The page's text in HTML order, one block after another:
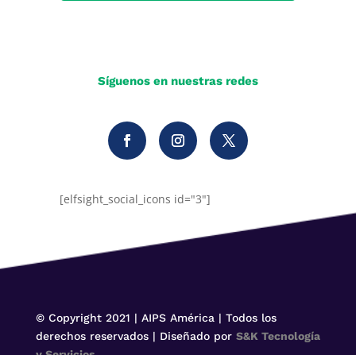
Síguenos en nuestras redes
[elfsight_social_icons id="3"]
© Copyright 2021 | AIPS América | Todos los
derechos reservados | Diseñado por S&K Tecnología